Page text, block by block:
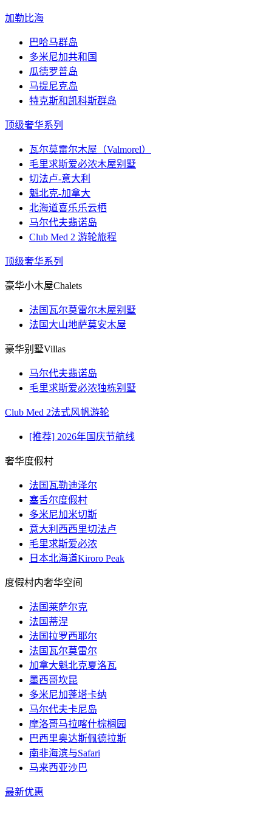
加勒比海
巴哈马群岛
多米尼加共和国
瓜德罗普岛
马提尼克岛
特克斯和凯科斯群岛
顶级奢华系列
瓦尔莫雷尔木屋（Valmorel）
毛里求斯爱必浓木屋别墅
切法卢-意大利
魁北克-加拿大
北海道喜乐乐云栖
马尔代夫翡诺岛
Club Med 2 游轮旅程
顶级奢华系列
豪华小木屋Chalets
法国瓦尔莫雷尔木屋别墅
法国大山地萨莫安木屋
豪华别墅Villas
马尔代夫翡诺岛
毛里求斯爱必浓独栋别墅
Club Med 2法式风帆游轮
[推荐] 2026年国庆节航线
奢华度假村
法国瓦勒迪泽尔
塞舌尔度假村
多米尼加米切斯
意大利西西里切法卢
毛里求斯爱必浓
日本北海道Kiroro Peak
度假村内奢华空间
法国莱萨尔克
法国蒂涅
法国拉罗西耶尔
法国瓦尔莫雷尔
加拿大魁北克夏洛瓦
墨西哥坎昆
多米尼加蓬塔卡纳
马尔代夫卡尼岛
摩洛哥马拉喀什棕榈园
巴西里奥达斯佩德拉斯
南非海滨与Safari
马来西亚沙巴
最新优惠